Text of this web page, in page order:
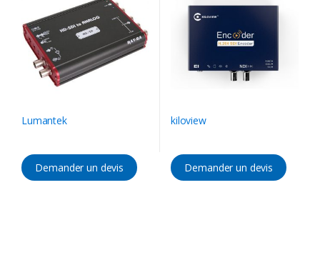
Lumantek
Demander un devis
kiloview
Demander un devis